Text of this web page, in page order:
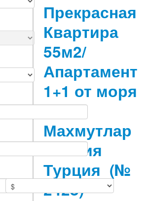
Прекрасная
Квартира
55м2/
Апартамент
1+1 от моря
350м
Махмутлар
Алания
Турция (№
2428)